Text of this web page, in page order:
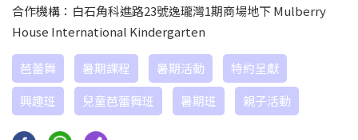
合作機構：白石角科進路23號逸瓏灣1期商場地下 Mulberry
House International Kindergarten
芭蕾舞 暑期課程 暑期活動
特約呈獻
興趣班
兒童芭蕾舞班 暑期班 親子活動